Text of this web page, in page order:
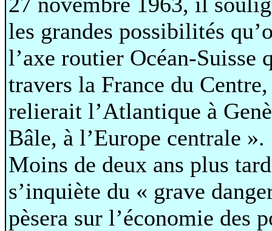
les grandes possibilités
l’axe routier Océan-Suisse
travers la France du Centre,
relierait l’Atlantique à
Bâle, à l’Europe centrale ».
Moins de deux ans plus
s’inquiète du « grave
pèsera sur l’économie des